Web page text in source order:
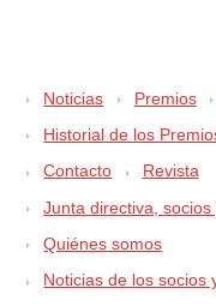
Noticias Premios
Historial de los
Contacto
Revista
Junta directiva,
Quiénes somos
Noticias de los socios